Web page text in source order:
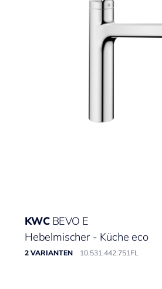
KWC BEVO E
Hebelmischer - Küche eco
2 VARIANTEN 10.531.442.751FL